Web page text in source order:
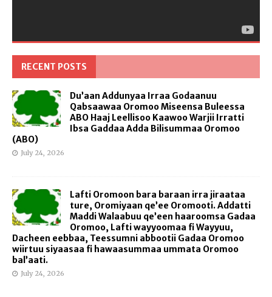
RECENT POSTS
Du’aan Addunyaa Irraa Godaanuu
Qabsaawaa Oromoo Miseensa Buleessa
ABO Haaj Leellisoo Kaawoo Warjii Irratti
Ibsa Gaddaa Adda Bilisummaa Oromoo
(ABO)
July 24, 2026
Lafti Oromoon bara baraan irra jiraataa
ture, Oromiyaan qe’ee Oromooti. Addatti
Maddi Walaabuu qe’een haaroomsa Gadaa
Oromoo, Lafti wayyoomaa fi Wayyuu,
Dacheen eebbaa, Teessumni abbootii Gadaa Oromoo
wiirtuu siyaasaa fi hawaasummaa ummata Oromoo
bal’aati.
July 24, 2026